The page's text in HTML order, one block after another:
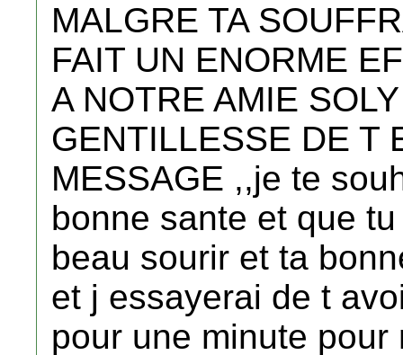
MALGRE TA
FAIT UN ENORME
A NOTRE AMIE
GENTILLESSE DE T
MESSAGE ,,je te
bonne sante et que
beau sourir et ta
et j essayerai de t
pour une minute